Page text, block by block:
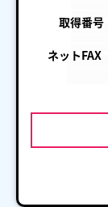
取得番号
ネットFAX